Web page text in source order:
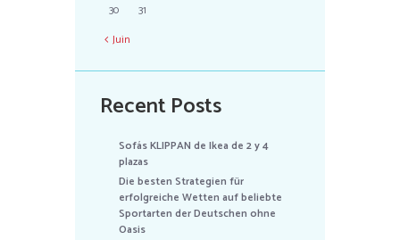
30
31
Juin
Recent Posts
Sofás KLIPPAN de Ikea de 2 y 4
plazas
Die besten Strategien für
erfolgreiche Wetten auf beliebte
Sportarten der Deutschen ohne
Oasis